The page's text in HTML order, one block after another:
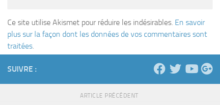
Ce site utilise Akismet pour réduire les indésirables. En savoir
plus sur la façon dont les données de vos commentaires sont
traitées.
SUIVRE :
ARTICLE PRÉCÉDENT